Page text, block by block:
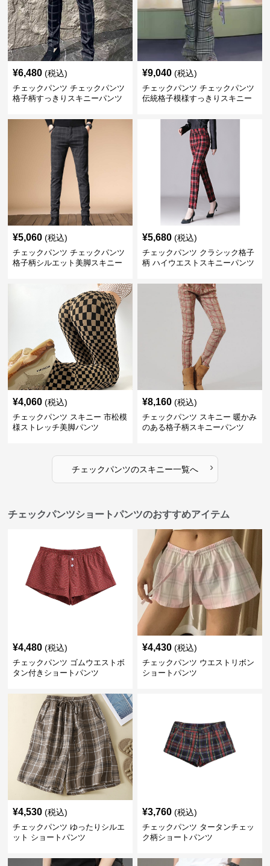
¥6,480 (税込)
チェックパンツ チェックパンツ
格子柄すっきりスキニーパンツ
¥9,040 (税込)
チェックパンツ チェックパンツ
伝統格子模様すっきりスキニー
¥5,060 (税込)
チェックパンツ チェックパンツ
格子柄シルエット美脚スキニー
¥5,680 (税込)
チェックパンツ クラシック格子
柄 ハイウエストスキニーパンツ
¥4,060 (税込)
チェックパンツ スキニー 市松模
様ストレッチ美脚パンツ
¥8,160 (税込)
チェックパンツ スキニー 暖かみ
のある格子柄スキニーパンツ
チェックパンツのスキニー一覧へ ›
チェックパンツショートパンツのおすすめアイテム
¥4,480 (税込)
チェックパンツ ゴムウエストボ
タン付きショートパンツ
¥4,430 (税込)
チェックパンツ ウエストリボン
ショートパンツ
¥4,530 (税込)
チェックパンツ ゆったりシルエ
ット ショートパンツ
¥3,760 (税込)
チェックパンツ タータンチェッ
ク柄ショートパンツ